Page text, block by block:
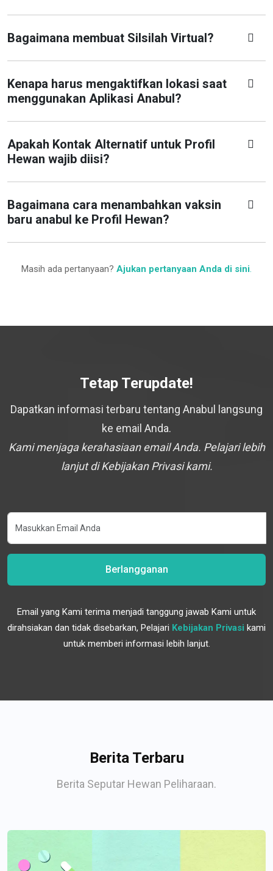
Bagaimana membuat Silsilah Virtual?
Kenapa harus mengaktifkan lokasi saat
menggunakan Aplikasi Anabul?
Apakah Kontak Alternatif untuk Profil
Hewan wajib diisi?
Bagaimana cara menambahkan vaksin
baru anabul ke Profil Hewan?
Masih ada pertanyaan? Ajukan pertanyaan Anda di sini.
Tetap Terupdate!
Dapatkan informasi terbaru tentang Anabul langsung
ke email Anda.
Kami menjaga kerahasiaan email Anda. Pelajari lebih
lanjut di Kebijakan Privasi kami.
Berlangganan
Email yang Kami terima menjadi tanggung jawab Kami untuk
dirahsiakan dan tidak disebarkan, Pelajari Kebijakan Privasi kami
untuk memberi informasi lebih lanjut.
Berita Terbaru
Berita Seputar Hewan Peliharaan.